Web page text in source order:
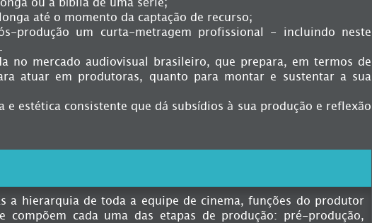
ou a bíblia de uma série;
até o momento da captação de recurso;
produção um curta-metragem profissional - incluindo neste
no mercado audiovisual brasileiro, que prepara, em termos de
atuar em produtoras, quanto para montar e sustentar a sua
e estética consistente que dá subsídios à sua produção e reflexão
a hierarquia de toda a equipe de cinema, funções do produtor
compõem cada uma das etapas de produção: pré-produção,